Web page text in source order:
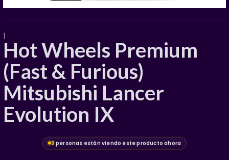
|
Hot Wheels Premium
(Fast & Furious)
Mitsubishi Lancer
Evolution IX
3 personas están viendo este producto ahora